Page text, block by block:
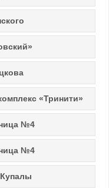
«Тринити»
№4
№4